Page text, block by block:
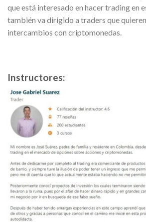
que está interesado en hacer trading en
también va dirigido a traders que
intercambios con criptomonedas.
Instructores: